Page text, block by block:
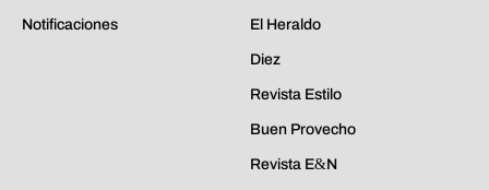
Notificaciones El Heraldo
Diez
Revista Estilo
Buen Provecho
Revista E&N